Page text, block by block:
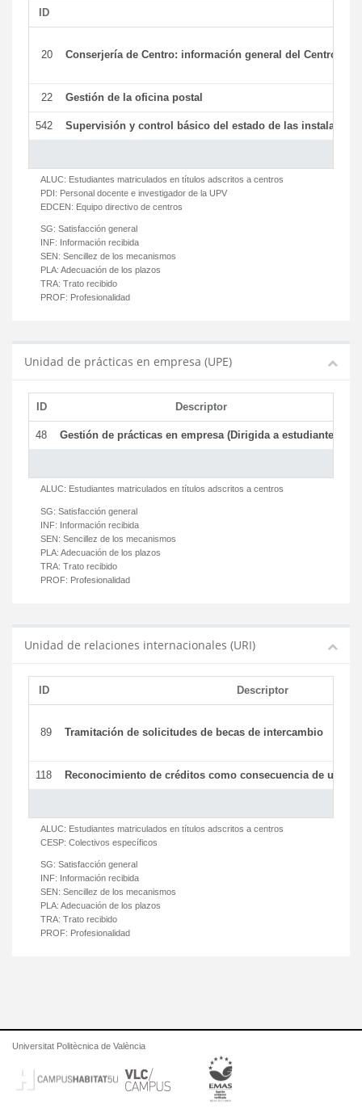
ID
20 Conserjería de Centro: información general del Centro y
22 Gestión de la oficina postal
542 Supervisión y control básico del estado de las
ALUC: Estudiantes matriculados en títulos adscritos a centros
PDI: Personal docente e investigador de la UPV
EDCEN: Equipo directivo de centros
SG: Satisfacción general
INF: Información recibida
SEN: Sencillez de los mecanismos
PLA: Adecuación de los plazos
TRA: Trato recibido
PROF: Profesionalidad
Unidad de prácticas en empresa (UPE)
ID Descriptor
48 Gestión de prácticas en empresa (Dirigida a estudiantes)
ALUC: Estudiantes matriculados en títulos adscritos a centros
SG: Satisfacción general
INF: Información recibida
SEN: Sencillez de los mecanismos
PLA: Adecuación de los plazos
TRA: Trato recibido
PROF: Profesionalidad
Unidad de relaciones internacionales (URI)
ID Descriptor
89 Tramitación de solicitudes de becas de intercambio
118 Reconocimiento de créditos como consecuencia de un
ALUC: Estudiantes matriculados en títulos adscritos a centros
CESP: Colectivos específicos
SG: Satisfacción general
INF: Información recibida
SEN: Sencillez de los mecanismos
PLA: Adecuación de los plazos
TRA: Trato recibido
PROF: Profesionalidad
Universitat Politècnica de València